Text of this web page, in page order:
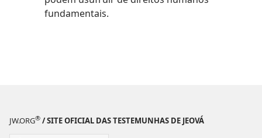
fundamentais.
JW.ORG® / SITE OFICIAL DAS TESTEMUNHAS DE JEOVÁ